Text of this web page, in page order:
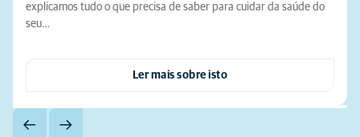
explicamos tudo o que precisa de saber para cuidar da saúde do
seu…
Ler mais sobre isto